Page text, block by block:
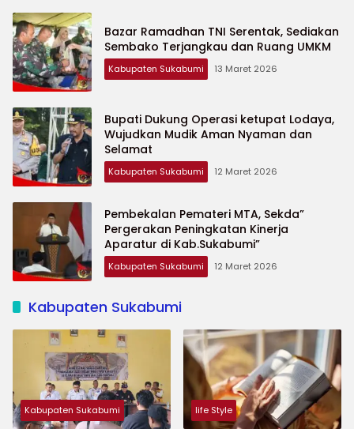
Bazar Ramadhan TNI Serentak, Sediakan
Sembako Terjangkau dan Ruang UMKM
Kabupaten Sukabumi 13 Maret 2026
Bupati Dukung Operasi ketupat Lodaya,
Wujudkan Mudik Aman Nyaman dan
Selamat
Kabupaten Sukabumi 12 Maret 2026
Pembekalan Pemateri MTA, Sekda”
Pergerakan Peningkatan Kinerja
Aparatur di Kab.Sukabumi”
Kabupaten Sukabumi 12 Maret 2026
Kabupaten Sukabumi
Kabupaten Sukabumi life Style